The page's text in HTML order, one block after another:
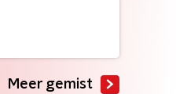
Meer gemist